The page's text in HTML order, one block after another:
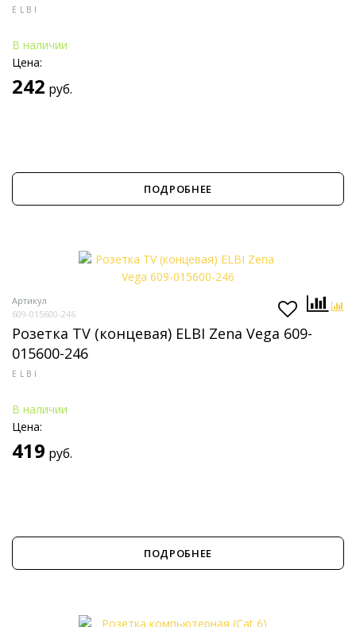
ELBI
В наличии
Цена:
242 руб.
ПОДРОБНЕЕ
Артикул
609-015600-246
Розетка TV (концевая) ELBI Zena Vega 609-
015600-246
ELBI
В наличии
Цена:
419 руб.
ПОДРОБНЕЕ